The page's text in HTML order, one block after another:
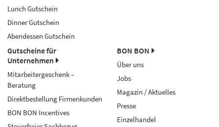
Lunch Gutschein
Dinner Gutschein
Abendessen Gutschein
Gutscheine für
Unternehmen
Mitarbeitergeschenk –
Beratung
Direktbestellung Firmenkunden
BON BON Incentives
BON BON
Über uns
Jobs
Magazin / Aktuelles
Presse
Einzelhandel